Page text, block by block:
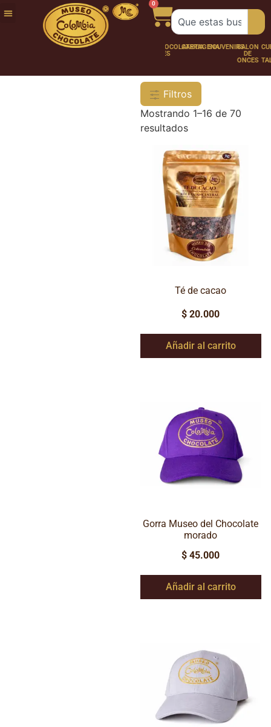
0
FUNDACIÓNNUESTRATRABAJA
CHOCOLATERÍA
CARTAGENASOUVENIRSSALÓN
ONCES
CURSOS
Filtros
Mostrando 1–16 de 70
resultados
Té de cacao
$ 20.000
Añadir al carrito
Gorra Museo del Chocolate
morado
$ 45.000
Añadir al carrito